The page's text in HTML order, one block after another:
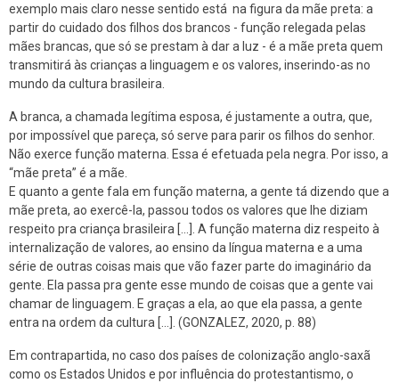
exemplo mais claro nesse sentido está na figura da mãe preta: a
partir do cuidado dos filhos dos brancos - função relegada pelas
mães brancas, que só se prestam à dar a luz - é a mãe preta quem
transmitirá às crianças a linguagem e os valores, inserindo-as no
mundo da cultura brasileira.
A branca, a chamada legítima esposa, é justamente a outra, que,
por impossível que pareça, só serve para parir os filhos do senhor.
Não exerce função materna. Essa é efetuada pela negra. Por isso, a
“mãe preta” é a mãe.
E quanto a gente fala em função materna, a gente tá dizendo que a
mãe preta, ao exercê-la, passou todos os valores que lhe diziam
respeito pra criança brasileira [...]. A função materna diz respeito à
internalização de valores, ao ensino da língua materna e a uma
série de outras coisas mais que vão fazer parte do imaginário da
gente. Ela passa pra gente esse mundo de coisas que a gente vai
chamar de linguagem. E graças a ela, ao que ela passa, a gente
entra na ordem da cultura [...]. (GONZALEZ, 2020, p. 88)
Em contrapartida, no caso dos países de colonização anglo-saxã
como os Estados Unidos e por influência do protestantismo, o